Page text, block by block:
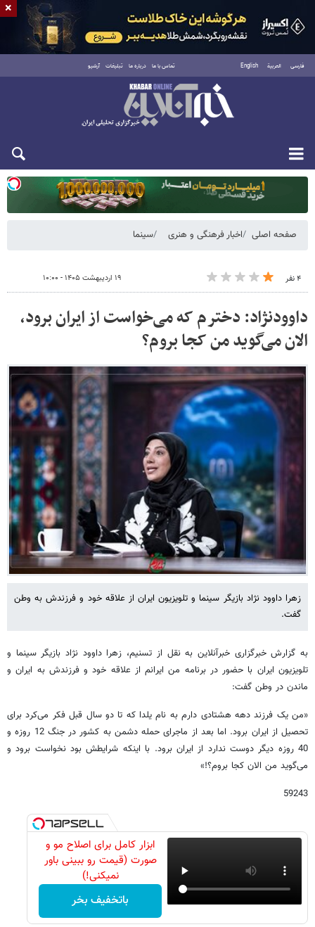
فارسی العربية English تماس با ما درباره ما تبلیغات آرشیو
یکشنبه ۱۸ مرداد ۱۴۰۵
صفحه اصلی اخبار فرهنگی و هنری سینما
۴ نفر ۱۹ اردیبهشت ۱۴۰۵ - ۱۰:۰۰
داوودنژاد: دخترم که می‌خواست از ایران برود،
الان می‌گوید من کجا بروم؟
زهرا داوود نژاد بازیگر سینما و تلویزیون ایران از علاقه خود و فرزندش به وطن
گفت.
به گزارش خبرگزاری خبرآنلاین به نقل از تسنیم، زهرا داوود نژاد بازیگر سینما و
تلویزیون ایران با حضور در برنامه من ایرانم از علاقه خود و فرزندش به ایران و
ماندن در وطن گفت:
«من یک فرزند دهه هشتادی دارم به نام یلدا که تا دو سال قبل فکر می‌کرد برای
تحصیل از ایران برود. اما بعد از ماجرای حمله دشمن به کشور در جنگ 12 روزه و
40 روزه دیگر دوست ندارد از ایران برود. با اینکه شرایطش بود نخواست برود و
می‌گوید من الان کجا بروم؟!»
59243
ابزار کامل برای اصلاح مو و
صورت (قیمت رو ببینی باور
نمیکنی!)
باتخفیف بخر
×